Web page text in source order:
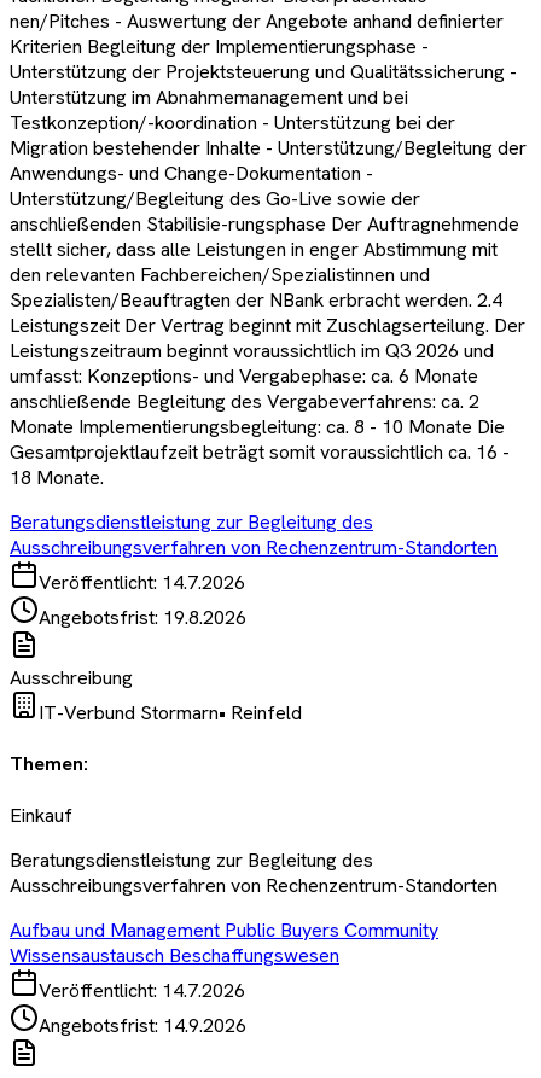
nen/Pitches - Auswertung der Angebote anhand definierter
Kriterien Begleitung der Implementierungsphase -
Unterstützung der Projektsteuerung und Qualitätssicherung -
Unterstützung im Abnahmemanagement und bei
Testkonzeption/-koordination - Unterstützung bei der
Migration bestehender Inhalte - Unterstützung/Begleitung der
Anwendungs- und Change-Dokumentation -
Unterstützung/Begleitung des Go-Live sowie der
anschließenden Stabilisie-rungsphase Der Auftragnehmende
stellt sicher, dass alle Leistungen in enger Abstimmung mit
den relevanten Fachbereichen/Spezialistinnen und
Spezialisten/Beauftragten der NBank erbracht werden. 2.4
Leistungszeit Der Vertrag beginnt mit Zuschlagserteilung. Der
Leistungszeitraum beginnt voraussichtlich im Q3 2026 und
umfasst: Konzeptions- und Vergabephase: ca. 6 Monate
anschließende Begleitung des Vergabeverfahrens: ca. 2
Monate Implementierungsbegleitung: ca. 8 - 10 Monate Die
Gesamtprojektlaufzeit beträgt somit voraussichtlich ca. 16 -
18 Monate.
Beratungsdienstleistung zur Begleitung des
Ausschreibungsverfahren von Rechenzentrum-Standorten
Veröffentlicht: 14.7.2026
Angebotsfrist: 19.8.2026
Ausschreibung
IT-Verbund Stormarn• Reinfeld
Themen:
Einkauf
Beratungsdienstleistung zur Begleitung des
Ausschreibungsverfahren von Rechenzentrum-Standorten
Aufbau und Management Public Buyers Community
Wissensaustausch Beschaffungswesen
Veröffentlicht: 14.7.2026
Angebotsfrist: 14.9.2026